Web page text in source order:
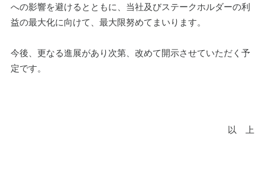
への影響を避けるとともに、当社及びステークホルダーの利
益の最大化に向けて、最大限努めてまいります。
今後、更なる進展があり次第、改めて開示させていただく予
定です。
以　上